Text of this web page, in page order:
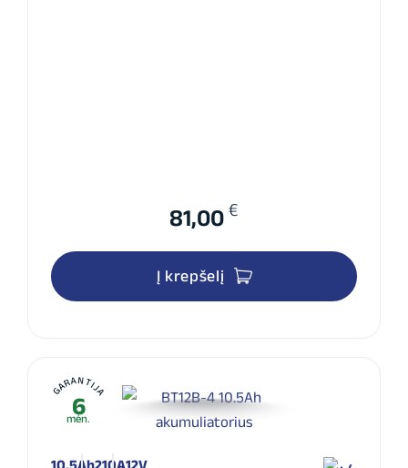
81,00 €
Į krepšelį
GARANTIJA
6
mėn.
10.5Ah210A12V